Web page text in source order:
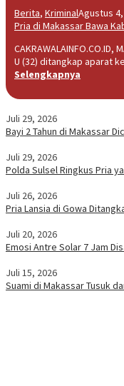
Berita, KriminalAgustus
Pria di Makassar Bawa
CAKRAWALAINFO.CO.ID,
U (32) ditangkap aparat
Selengkapnya
Juli 29, 2026
Bayi 2 Tahun di Makassar
Juli 29, 2026
Polda Sulsel Ringkus Pria
Juli 26, 2026
Pria Lansia di Gowa
Juli 20, 2026
Emosi Antre Solar 7 Jam
Juli 15, 2026
Suami di Makassar Tusuk